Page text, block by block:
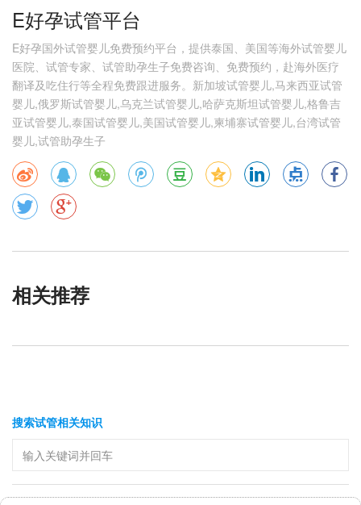
E好孕试管平台
E好孕国外试管婴儿免费预约平台，提供泰国、美国等海外试管婴儿
医院、试管专家、试管助孕生子免费咨询、免费预约，赴海外医疗
翻译及吃住行等全程免费跟进服务。新加坡试管婴儿,马来西亚试管
婴儿,俄罗斯试管婴儿,乌克兰试管婴儿,哈萨克斯坦试管婴儿,格鲁吉
亚试管婴儿,泰国试管婴儿,美国试管婴儿,柬埔寨试管婴儿,台湾试管
婴儿,试管助孕生子
相关推荐
搜索试管相关知识